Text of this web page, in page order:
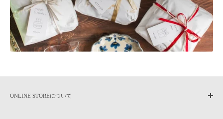
商品到着後7日以内に こちらまでご連絡いただいた後、元払いにてご
返送ください。
8日以上過ぎた場合の返品・交換のご要望は、お受けできなくなりま
す。ご了承ください。
いたします。
ONLINE STOREについて